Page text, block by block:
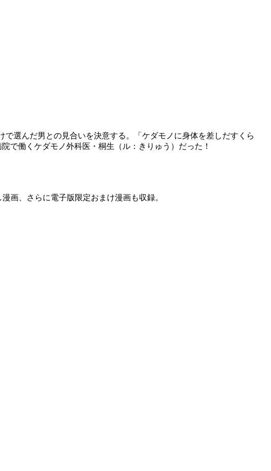
選んだ男との見合いを決意する。「ケダモノに身体を差しだすくら
で働くケダモノ外科医・桐生（ル：きりゅう）だった！
画、さらに電子版限定おまけ漫画も収録。